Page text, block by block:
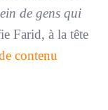
de gens qui
Farid, à la tête
contenu